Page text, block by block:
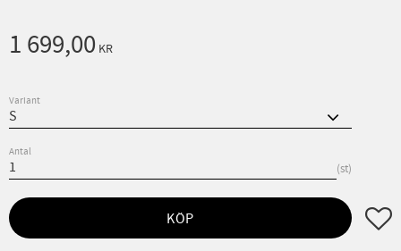
1 699,00 KR
Variant
Antal
st
KÖP Lägg